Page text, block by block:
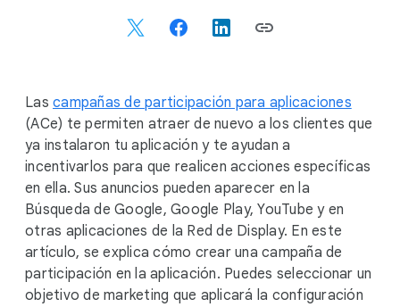
l
M
o
d
u
l
e
Las campañas de participación para aplicaciones
(ACe) te permiten atraer de nuevo a los clientes que
ya instalaron tu aplicación y te ayudan a
incentivarlos para que realicen acciones específicas
en ella. Sus anuncios pueden aparecer en la
Búsqueda de Google, Google Play, YouTube y en
otras aplicaciones de la Red de Display. En este
artículo, se explica cómo crear una campaña de
participación en la aplicación. Puedes seleccionar un
objetivo de marketing que aplicará la configuración